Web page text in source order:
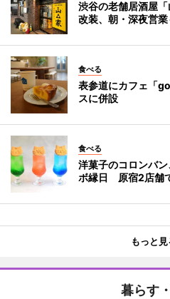
渋谷の老舗居酒屋
改装、朝・深夜営業
食べる
表参道にカフェ「
スに併設
食べる
洋菓子のコロンバ
ボ縁日 原宿2店舗
もっと見
暮らす